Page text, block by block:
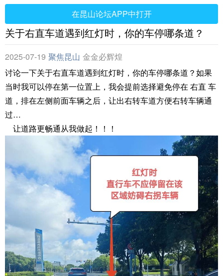
在昆山论坛APP中打开
关于右直车道遇到红灯时，你的车停哪条道？
2025-07-19 聚焦昆山 金金必辉煌
讨论一下关于右直车道遇到红灯时，你的车停哪条道？如果
当时我可以停在第一位置上，我会提前选择避免停在 右直 车
道，排在左侧前面车辆之后，让出右转车道方便右转车辆通
过…
让道路更畅通从我做起！！！